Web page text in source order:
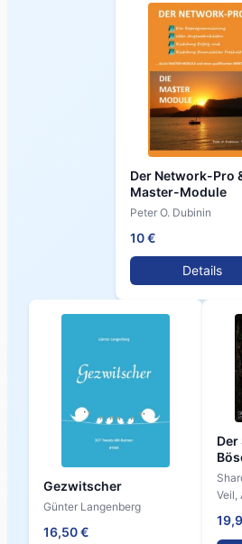
Der Network-Pro
Master-Module
Peter O. Dubinin
10 €
Details
Gezwitscher
Günter Langenberg
16,50 €
Der
Veil,